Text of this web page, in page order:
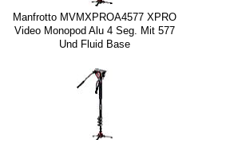
Manfrotto MVMXPROA4577 XPRO
Video Monopod Alu 4 Seg. Mit 577
Und Fluid Base